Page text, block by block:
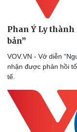
Phan Ý Ly
bản”
VOV.VN - Vở diễn
nhận được phản hồi
tế.